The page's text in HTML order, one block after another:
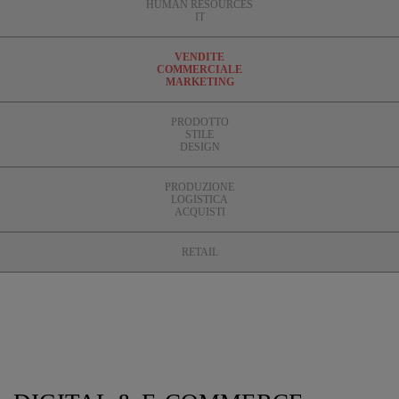
HUMAN RESOURCES
IT
PRODOTTO
STILE
DESIGN
PRODUZIONE
LOGISTICA
ACQUISTI
RETAIL
VENDITE
COMMERCIALE
MARKETING